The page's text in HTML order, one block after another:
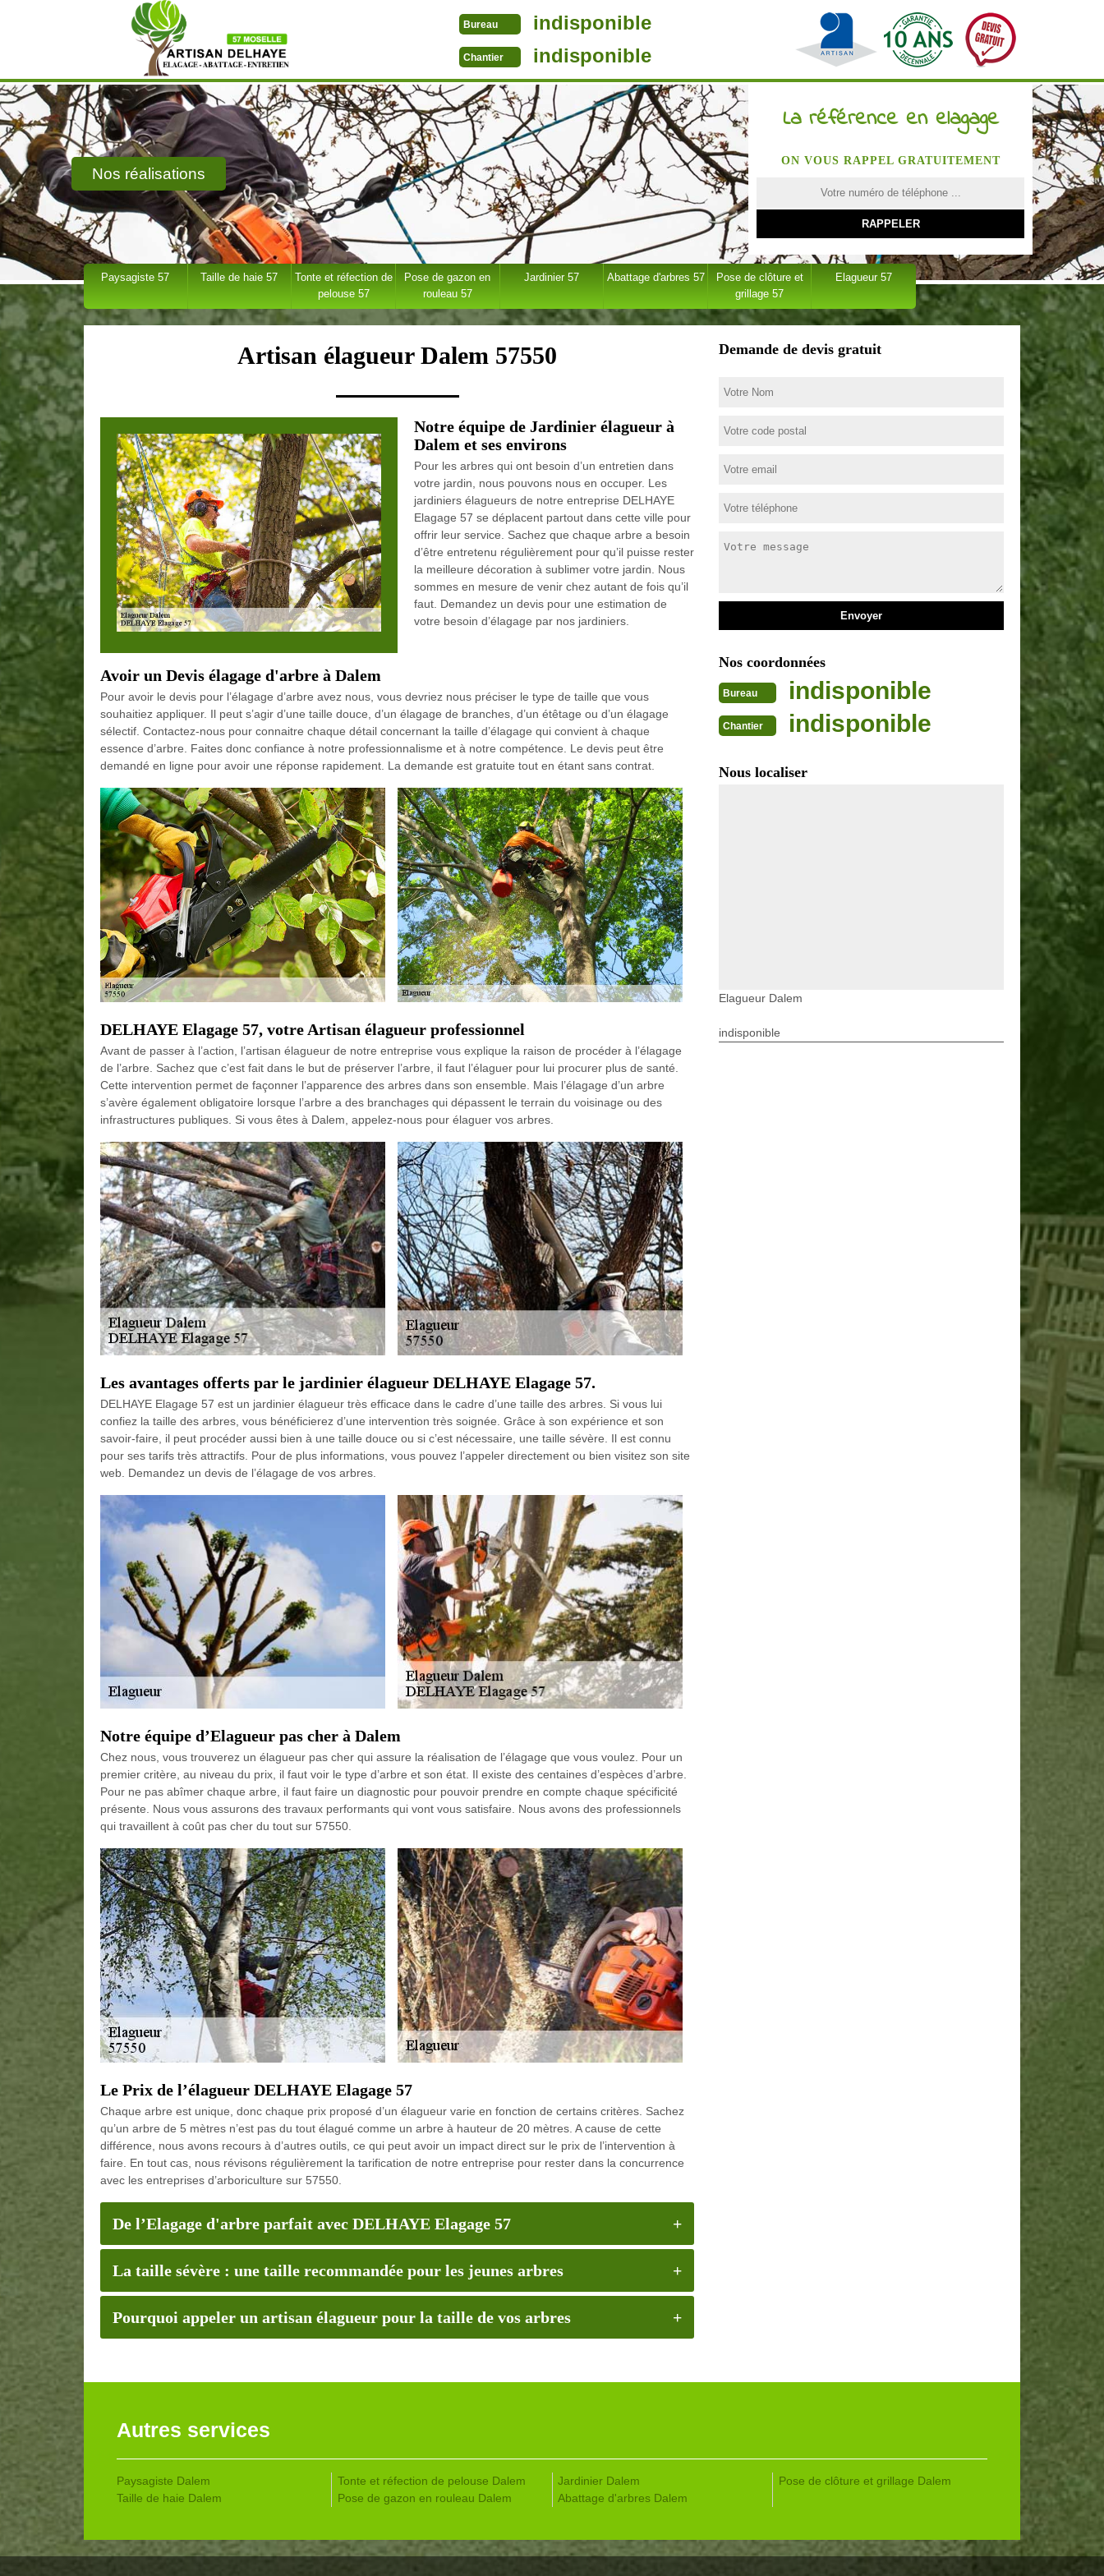
Bureau indisponible
Chantier indisponible
Nos réalisations
La référence en elagage
ON VOUS RAPPEL GRATUITEMENT
Paysagiste 57 Taille de haie 57
Tonte et réfection de
pelouse 57
Pose de gazon en
rouleau 57
Jardinier 57 Abattage d'arbres 57
Pose de clôture et
grillage 57
Elagueur 57
Artisan élagueur Dalem 57550
Notre équipe de Jardinier élagueur à
Dalem et ses environs
Pour les arbres qui ont besoin d’un entretien dans
votre jardin, nous pouvons nous en occuper. Les
jardiniers élagueurs de notre entreprise DELHAYE
Elagage 57 se déplacent partout dans cette ville pour
offrir leur service. Sachez que chaque arbre a besoin
d’être entretenu régulièrement pour qu’il puisse rester
la meilleure décoration à sublimer votre jardin. Nous
sommes en mesure de venir chez autant de fois qu’il
faut. Demandez un devis pour une estimation de
votre besoin d’élagage par nos jardiniers.
Avoir un Devis élagage d'arbre à Dalem
Pour avoir le devis pour l’élagage d’arbre avez nous, vous devriez nous préciser le type de taille que vous
souhaitiez appliquer. Il peut s’agir d’une taille douce, d’un élagage de branches, d’un étêtage ou d’un élagage
sélectif. Contactez-nous pour connaitre chaque détail concernant la taille d’élagage qui convient à chaque
essence d’arbre. Faites donc confiance à notre professionnalisme et à notre compétence. Le devis peut être
demandé en ligne pour avoir une réponse rapidement. La demande est gratuite tout en étant sans contrat.
DELHAYE Elagage 57, votre Artisan élagueur professionnel
Avant de passer à l’action, l’artisan élagueur de notre entreprise vous explique la raison de procéder à l’élagage
de l’arbre. Sachez que c’est fait dans le but de préserver l’arbre, il faut l’élaguer pour lui procurer plus de santé.
Cette intervention permet de façonner l’apparence des arbres dans son ensemble. Mais l’élagage d’un arbre
s’avère également obligatoire lorsque l’arbre a des branchages qui dépassent le terrain du voisinage ou des
infrastructures publiques. Si vous êtes à Dalem, appelez-nous pour élaguer vos arbres.
Les avantages offerts par le jardinier élagueur DELHAYE Elagage 57.
DELHAYE Elagage 57 est un jardinier élagueur très efficace dans le cadre d’une taille des arbres. Si vous lui
confiez la taille des arbres, vous bénéficierez d’une intervention très soignée. Grâce à son expérience et son
savoir-faire, il peut procéder aussi bien à une taille douce ou si c’est nécessaire, une taille sévère. Il est connu
pour ses tarifs très attractifs. Pour de plus informations, vous pouvez l’appeler directement ou bien visitez son site
web. Demandez un devis de l’élagage de vos arbres.
Notre équipe d’Elagueur pas cher à Dalem
Chez nous, vous trouverez un élagueur pas cher qui assure la réalisation de l’élagage que vous voulez. Pour un
premier critère, au niveau du prix, il faut voir le type d’arbre et son état. Il existe des centaines d’espèces d’arbre.
Pour ne pas abîmer chaque arbre, il faut faire un diagnostic pour pouvoir prendre en compte chaque spécificité
présente. Nous vous assurons des travaux performants qui vont vous satisfaire. Nous avons des professionnels
qui travaillent à coût pas cher du tout sur 57550.
Le Prix de l’élagueur DELHAYE Elagage 57
Chaque arbre est unique, donc chaque prix proposé d’un élagueur varie en fonction de certains critères. Sachez
qu’un arbre de 5 mètres n’est pas du tout élagué comme un arbre à hauteur de 20 mètres. A cause de cette
différence, nous avons recours à d’autres outils, ce qui peut avoir un impact direct sur le prix de l’intervention à
faire. En tout cas, nous révisons régulièrement la tarification de notre entreprise pour rester dans la concurrence
avec les entreprises d’arboriculture sur 57550.
De l’Elagage d'arbre parfait avec DELHAYE Elagage 57
La taille sévère : une taille recommandée pour les jeunes arbres
Pourquoi appeler un artisan élagueur pour la taille de vos arbres
Demande de devis gratuit
Nos coordonnées
Bureau indisponible
Chantier indisponible
Nous localiser
Elagueur Dalem
indisponible
Autres services
Paysagiste Dalem
Taille de haie Dalem
Tonte et réfection de pelouse Dalem
Pose de gazon en rouleau Dalem
Jardinier Dalem
Abattage d'arbres Dalem
Pose de clôture et grillage Dalem